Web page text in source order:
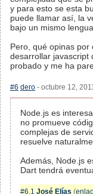
y para esto se esta
puede llamar así, la
bajo un mismo
Pero, qué opinas por
desarrollar javascript
probado y me ha
#6 dero - octubre 12,
Node.js es
no promueve
complejas de
resuelve
Además, Node.js
Dart tendrá
#6.1 José Elías (